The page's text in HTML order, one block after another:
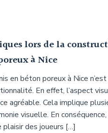
lors de la
à Nice
en béton poreux à Nice n’est
En effet, l’aspect
agréable. Cela implique
visuelle. En
des joueurs […]